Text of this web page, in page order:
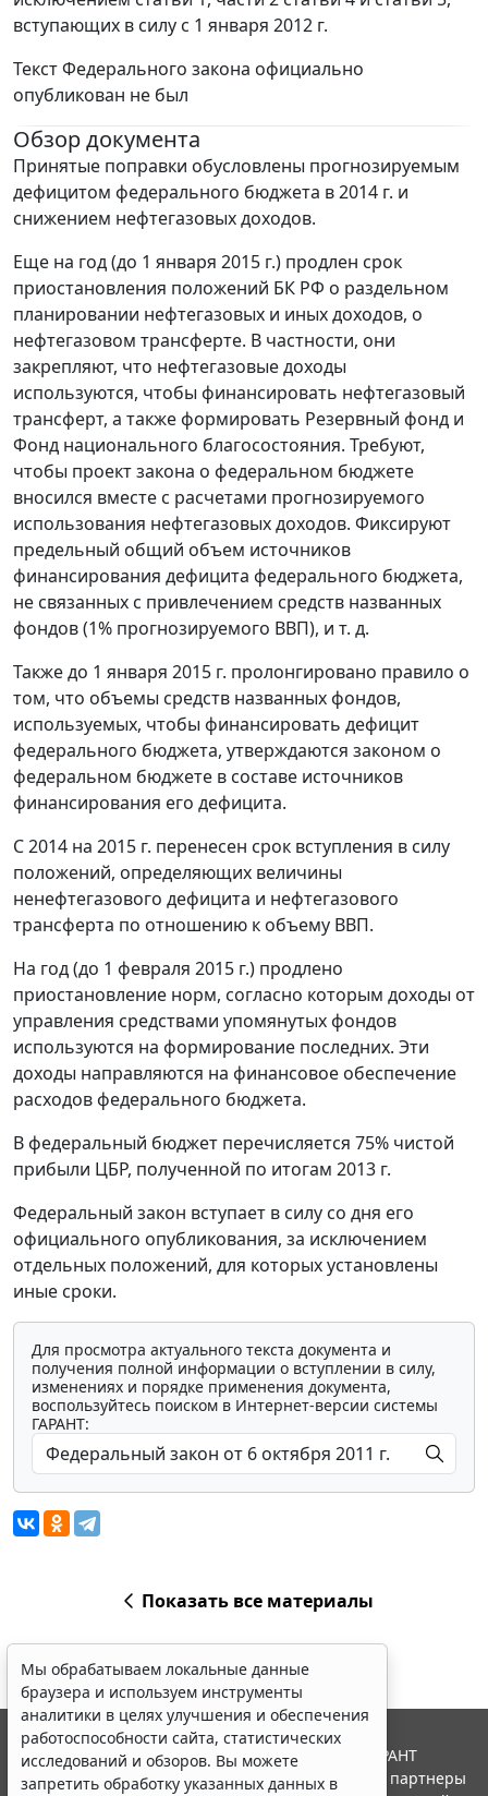
вступающих в силу с 1 января 2012 г.
Текст Федерального закона официально
опубликован не был
Обзор документа
Принятые поправки обусловлены прогнозируемым
дефицитом федерального бюджета в 2014 г. и
снижением нефтегазовых доходов.
Еще на год (до 1 января 2015 г.) продлен срок
приостановления положений БК РФ о раздельном
планировании нефтегазовых и иных доходов, о
нефтегазовом трансферте. В частности, они
закрепляют, что нефтегазовые доходы
используются, чтобы финансировать нефтегазовый
трансферт, а также формировать Резервный фонд и
Фонд национального благосостояния. Требуют,
чтобы проект закона о федеральном бюджете
вносился вместе с расчетами прогнозируемого
использования нефтегазовых доходов. Фиксируют
предельный общий объем источников
финансирования дефицита федерального бюджета,
не связанных с привлечением средств названных
фондов (1% прогнозируемого ВВП), и т. д.
Также до 1 января 2015 г. пролонгировано правило о
том, что объемы средств названных фондов,
используемых, чтобы финансировать дефицит
федерального бюджета, утверждаются законом о
федеральном бюджете в составе источников
финансирования его дефицита.
С 2014 на 2015 г. перенесен срок вступления в силу
положений, определяющих величины
ненефтегазового дефицита и нефтегазового
трансферта по отношению к объему ВВП.
На год (до 1 февраля 2015 г.) продлено
приостановление норм, согласно которым доходы от
управления средствами упомянутых фондов
используются на формирование последних. Эти
доходы направляются на финансовое обеспечение
расходов федерального бюджета.
В федеральный бюджет перечисляется 75% чистой
прибыли ЦБР, полученной по итогам 2013 г.
Федеральный закон вступает в силу со дня его
официального опубликования, за исключением
отдельных положений, для которых установлены
иные сроки.
Для просмотра актуального текста документа и
получения полной информации о вступлении в силу,
изменениях и порядке применения документа,
воспользуйтесь поиском в Интернет-версии системы
ГАРАНТ:
Показать все материалы
Мы обрабатываем локальные данные
браузера и используем инструменты
аналитики в целях улучшения и обеспечения
работоспособности сайта, статистических
исследований и обзоров. Вы можете
запретить обработку указанных данных в
© ООО "НПП "ГАРАНТ-СЕРВИС", 2026. Система ГАРАНТ
выпускается с 1990 года. Компания "Гарант" и ее партнеры